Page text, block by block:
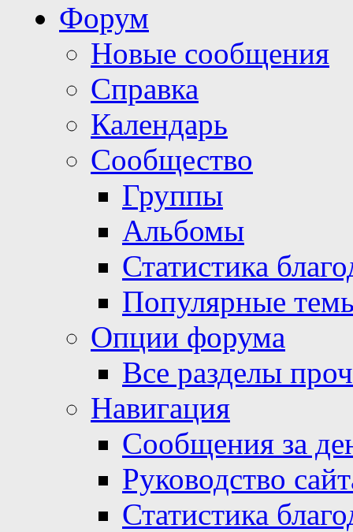
Форум
Новые сообщения
Справка
Календарь
Сообщество
Группы
Альбомы
Статистика
Популярные
Опции форума
Все разделы
Навигация
Сообщения за
Руководство
Статистика